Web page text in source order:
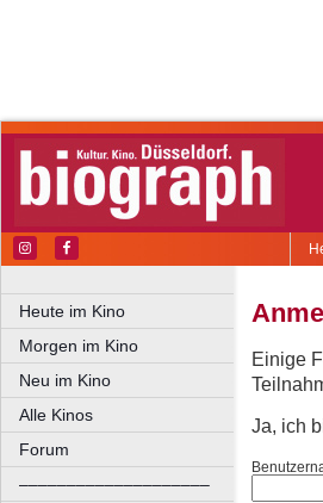
Heute im Kino
Morgen im Kino
Neu im Kino
Alle Kinos
Forum
––––––––––––––––––––
Einige
Ja, ich